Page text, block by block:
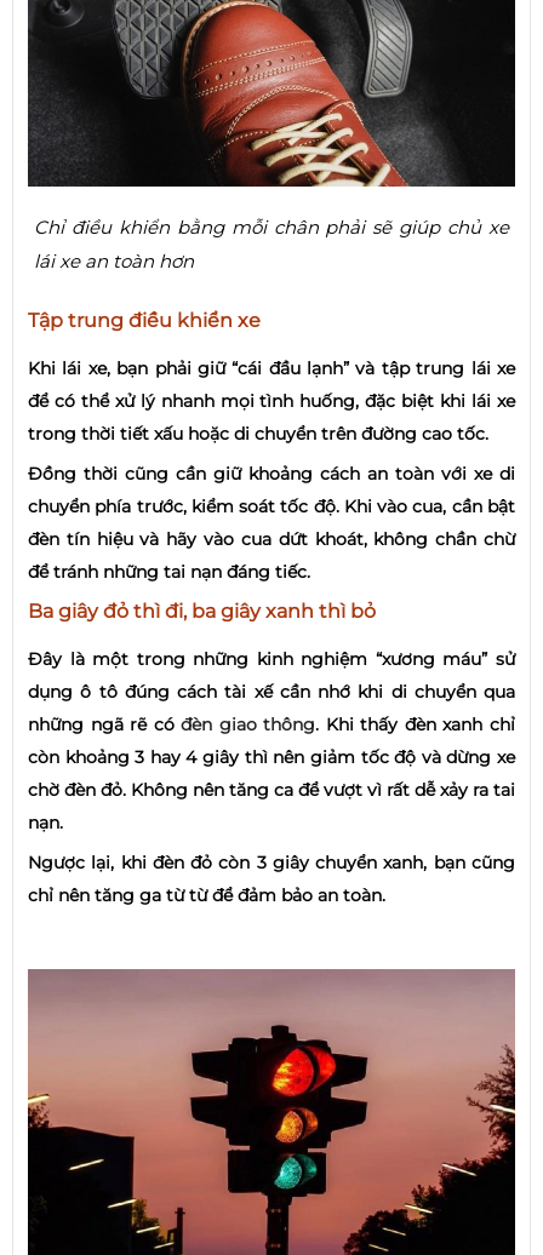
Chỉ điều khiển bằng mỗi chân phải sẽ giúp chủ xe
lái xe an toàn hơn
Tập trung điều khiển xe
Khi lái xe, bạn phải giữ “cái đầu lạnh” và tập trung lái xe
để có thể xử lý nhanh mọi tình huống, đặc biệt khi lái xe
trong thời tiết xấu hoặc di chuyển trên đường cao tốc.
Đồng thời cũng cần giữ khoảng cách an toàn với xe di
chuyển phía trước, kiểm soát tốc độ. Khi vào cua, cần bật
đèn tín hiệu và hãy vào cua dứt khoát, không chần chừ
để tránh những tai nạn đáng tiếc.
Ba giây đỏ thì đi, ba giây xanh thì bỏ
Đây là một trong những kinh nghiệm “xương máu” sử
dụng ô tô đúng cách tài xế cần nhớ khi di chuyển qua
những ngã rẽ cóđèn giao thông. Khi thấy đèn xanh chỉ
còn khoảng 3 hay 4 giây thì nên giảm tốc độ và dừng xe
chờ đèn đỏ. Không nên tăng ca để vượt vì rất dễ xảy ra tai
nạn.
Ngược lại, khi đèn đỏ còn 3 giây chuyển xanh, bạn cũng
chỉ nên tăng ga từ từ để đảm bảo an toàn.